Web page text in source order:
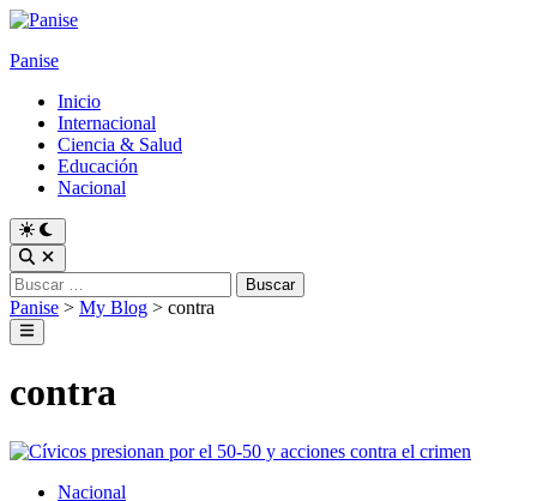
Skip
content
Panise
Inicio
Internacional
Ciencia & Salud
Educación
Nacional
Switch
to
dark
mode
Open
Search
Buscar:
Panise > My Blog > contra
Main
Menu
contra
PostedNacional